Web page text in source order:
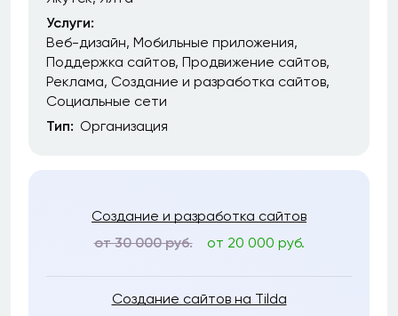
Услуги:
Веб-дизайн Мобильные приложения
Поддержка сайтов Продвижение сайтов
Реклама Создание и разработка сайтов
Социальные сети
Тип: Организация
Создание и разработка сайтов
от 30 000 руб.
от 20 000 руб.
Создание сайтов на Tilda